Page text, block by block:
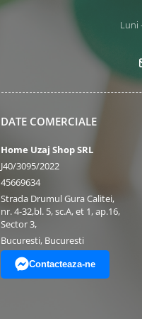
Luni
DATE COMERCIALE
Home Uzaj Shop SRL
J40/3095/2022
45669634
Strada Drumul Gura Calitei,
nr. 4-32,bl. 5, sc.A, et 1, ap.16,
Sector 3,
Bucuresti, Bucuresti
Contacteaza-ne